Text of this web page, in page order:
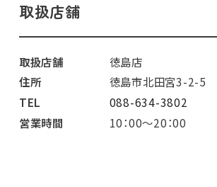
取扱店舗
取扱店舗
徳島店
住所
徳島市北田宮3-2-5
TEL
088-634-3802
営業時間
10：00～20：00